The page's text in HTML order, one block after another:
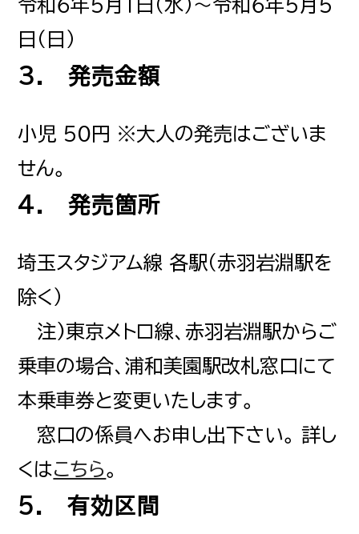
令和６年５月１日（水）～令和６年５月５
日（日）
3. 発売金額
小児 ５０円 ※大人の発売はございま
せん。
4. 発売箇所
埼玉スタジアム線 各駅（赤羽岩淵駅を
除く）
注)東京メトロ線、赤羽岩淵駅からご
乗車の場合、浦和美園駅改札窓口にて
本乗車券と変更いたします。
窓口の係員へお申し出下さい。 詳し
くはこちら。
5. 有効区間